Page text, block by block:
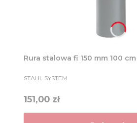
Rura stalowa fi 150 mm 100 cm
PRODUCENT
STAHL SYSTEM
Cena
151,00 zł